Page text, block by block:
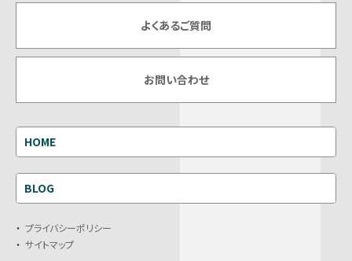
よくあるご質問
お問い合わせ
HOME
BLOG
プライバシーポリシー
サイトマップ